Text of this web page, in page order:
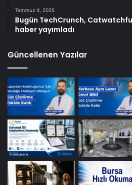
Temmuz 4, 2025
Bugün TechCrunch,
haber yayımladı
Güncellenen Yazılar